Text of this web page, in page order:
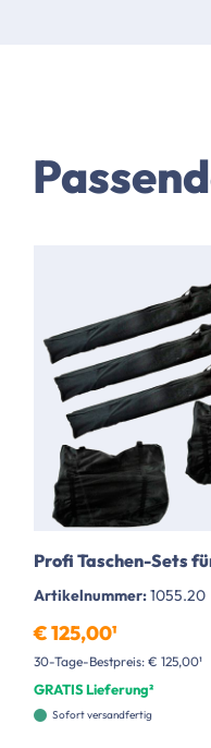
Profi Taschen-Sets
Artikelnummer:1055.20
€ 125,00¹
30-Tage-Bestpreis: € 125,00¹
GRATIS Lieferung²
Sofort versandfertig